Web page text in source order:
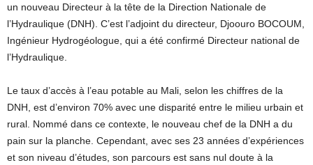
un nouveau Directeur à la tête de la Direction Nationale de
l’Hydraulique (DNH). C’est l’adjoint du directeur, Djoouro BOCOUM,
Ingénieur Hydrogéologue, qui a été confirmé Directeur national de
l’Hydraulique.
Le taux d’accès à l’eau potable au Mali, selon les chiffres de la
DNH, est d’environ 70% avec une disparité entre le milieu urbain et
rural. Nommé dans ce contexte, le nouveau chef de la DNH a du
pain sur la planche. Cependant, avec ses 23 années d’expériences
et son niveau d’études, son parcours est sans nul doute à la